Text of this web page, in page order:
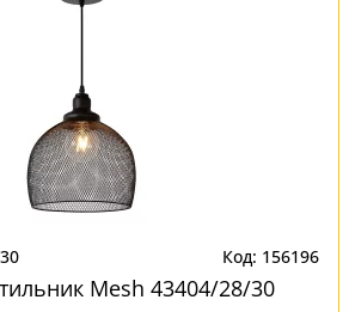
Код: 156196
Mesh 43404/28/30